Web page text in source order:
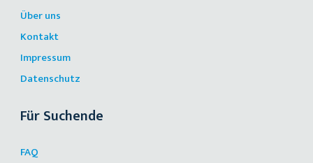
Über uns
Kontakt
Impressum
Datenschutz
Für Suchende
FAQ